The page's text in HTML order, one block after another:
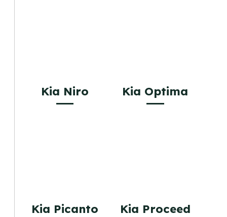
Kia Niro Kia Optima
Kia Picanto Kia Proceed